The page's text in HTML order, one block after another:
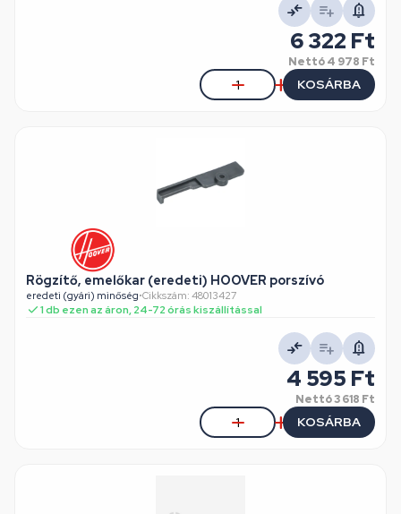
6 322 Ft
Nettó4 978 Ft
KOSÁRBA
Rögzítő, emelőkar (eredeti) HOOVER porszívó
eredeti (gyári) minőség•Cikkszám: 48013427
1 db ezen az áron, 24-72 órás kiszállítással
4 595 Ft
Nettó3 618 Ft
KOSÁRBA